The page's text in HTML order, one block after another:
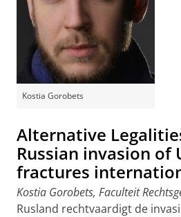
Kostia Gorobets
Alternative
Russian invasion of
fractures
Kostia Gorobets, Faculteit
Rusland rechtvaardigt de